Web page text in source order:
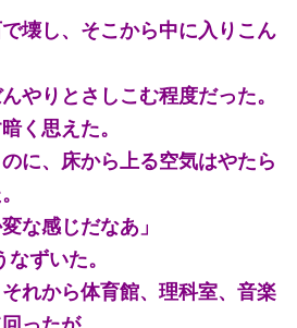
壊し、そこから中に入りこん
やりとさしこむ程度だった。
く思えた。
に、床から上る空気はやたら
な感じだなあ」
ずいた。
れから体育館、理科室、音楽